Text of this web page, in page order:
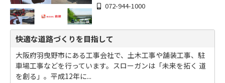
072-944-1000
快適な道路づくりを目指して
大阪府羽曳野市にある工事会社で、土木工事や舗装工事、駐
車場工事などを行っています。スローガンは「未来を拓く 道
を創る」。平成12年に...